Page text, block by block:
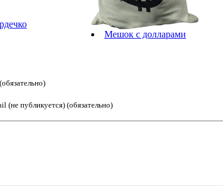
Мешок с долларами
(не публикуется) (обязательно)